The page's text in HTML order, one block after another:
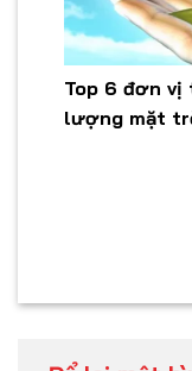
Top 6 đơn vị
lượng mặt